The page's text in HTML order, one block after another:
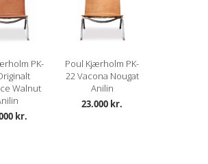
PK-
Walnut
kr.
Poul Kjærholm PK-
22 Vacona Nougat
Anilin
23.000 kr.